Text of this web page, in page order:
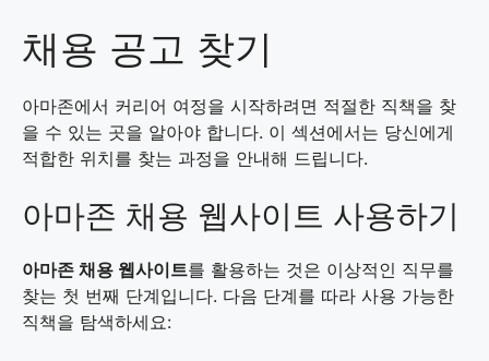
채용 공고 찾기
아마존에서 커리어 여정을 시작하려면 적절한 직책을 찾
을 수 있는 곳을 알아야 합니다. 이 섹션에서는 당신에게
적합한 위치를 찾는 과정을 안내해 드립니다.
아마존 채용 웹사이트 사용하기
아마존 채용 웹사이트를 활용하는 것은 이상적인 직무를
찾는 첫 번째 단계입니다. 다음 단계를 따라 사용 가능한
직책을 탐색하세요: